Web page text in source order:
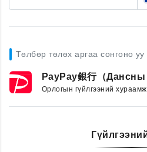
Төлбөр төлөх аргаа сонгоно уу
PayPay銀行（Дансны
Орлогын гүйлгээний хураамж